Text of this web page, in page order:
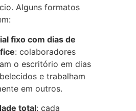
Alguns formatos
fixo com dias de
: colaboradores
o escritório em dias
e trabalham
em outros.
total: cada